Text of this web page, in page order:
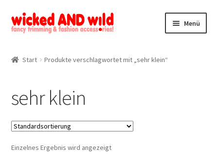
Zur
Navigation
Zum
Inhalt
Menü
Mein Konto
Kontakt
Start Produkte verschlagwortet mit „sehr klein“
sehr klein
Einzelnes Ergebnis wird angezeigt